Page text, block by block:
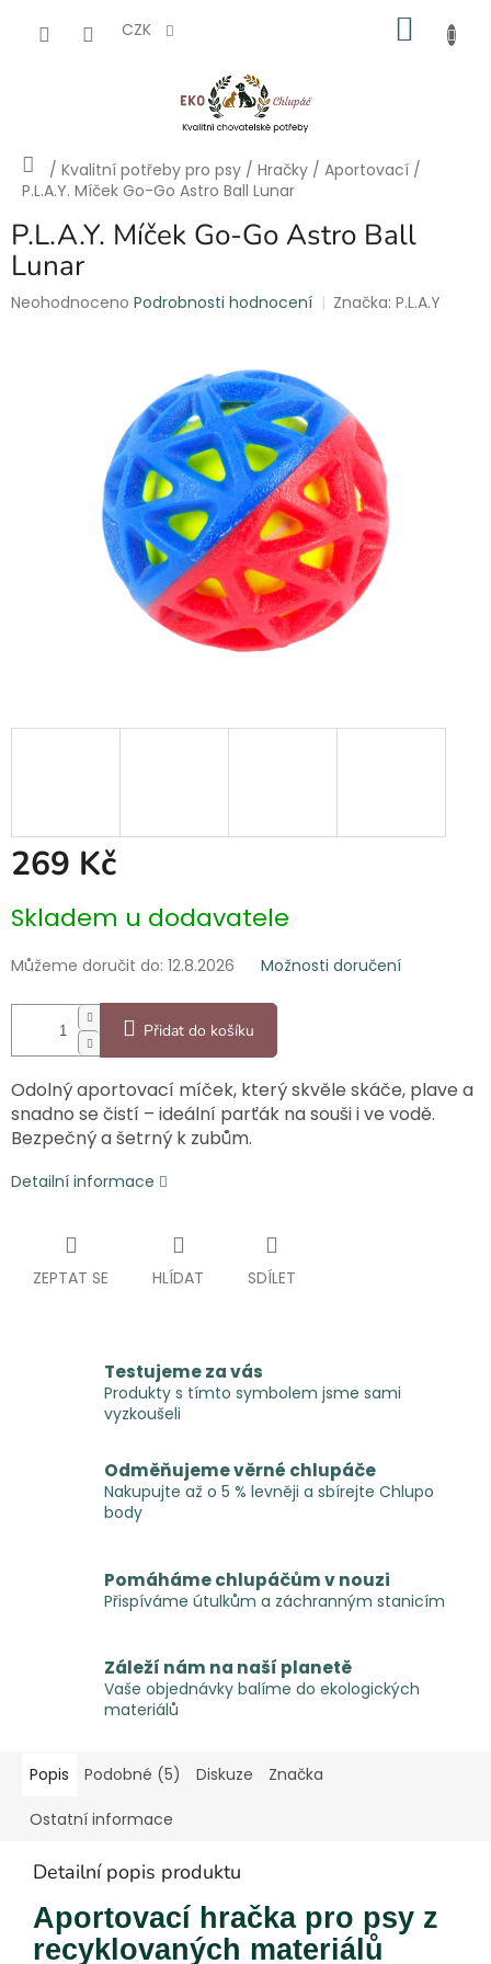
CZK
Domů
/ Kvalitní potřeby pro psy / Hračky / Aportovací /
P.L.A.Y. Míček Go-Go Astro Ball Lunar
P.L.A.Y. Míček Go-Go Astro Ball
Lunar
Průměrné
Neohodnoceno Podrobnosti hodnocení Značka:P.L.A.Y
269 Kč
cena:
Skladem u dodavatele
Můžeme doručit do: 12.8.2026 Možnosti doručení
Přidat do košíku
Odolný aportovací míček, který skvěle skáče, plave a
snadno se čistí – ideální parťák na souši i ve vodě.
Bezpečný a šetrný k zubům.
Detailní informace
ZEPTAT SE HLÍDAT SDÍLET
Testujeme za vás
Produkty s tímto symbolem jsme sami
vyzkoušeli
Odměňujeme věrné chlupáče
Nakupujte až o 5 % levněji a sbírejte Chlupo
body
Pomáháme chlupáčům v nouzi
Přispíváme útulkům a záchranným stanicím
Záleží nám na naší planetě
Vaše objednávky balíme do ekologických
materiálů
Popis Podobné (5) Diskuze Značka
Ostatní informace
Detailní popis produktu
Aportovací hračka pro psy z
recyklovaných materiálů